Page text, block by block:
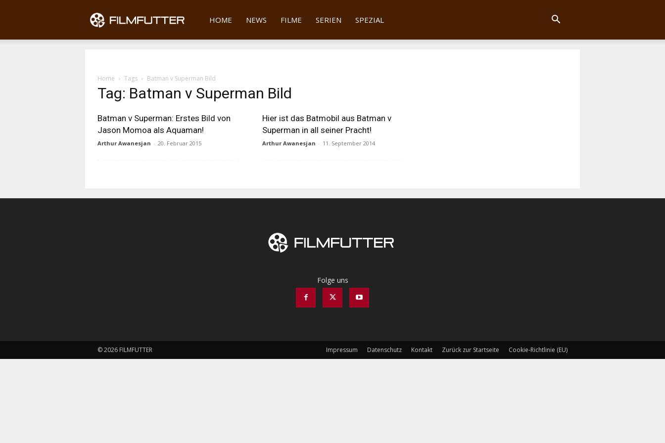
Filmfutter
HOME NEWS FILME SERIEN SPEZIAL
Home Tags Batman v Superman Bild
Tag: Batman v Superman Bild
Batman v Superman: Erstes Bild von
Jason Momoa als Aquaman!
Arthur Awanesjan - 20. Februar 2015
Hier ist das Batmobil aus Batman v
Superman in all seiner Pracht!
Arthur Awanesjan - 11. September 2014
Folge uns
Impressum Datenschutz Kontakt Zurück zur Startseite Cookie-Richtlinie (EU)
© 2026 FILMFUTTER